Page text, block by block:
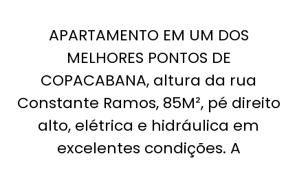
APARTAMENTO EM UM DOS
MELHORES PONTOS DE
COPACABANA, altura da rua
Constante Ramos, 85M², pé direito
alto, elétrica e hidráulica em
excelentes condições. A